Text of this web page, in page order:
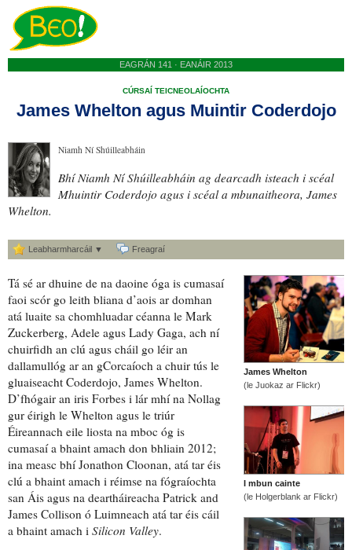
EAGRÁN 141 · EANÁIR 2013
CÚRSAÍ TEICNEOLAÍOCHTA
James Whelton agus Muintir Coderdojo
Niamh Ní Shúilleabháin
Bhí Niamh Ní Shúilleabháin ag dearcadh isteach i scéal
Mhuintir Coderdojo agus i scéala mbunaitheora, James
Whelton.
Leabharmharcáil ▼ Freagraí
James Whelton
(le Juokaz ar Flickr)
I mbun cainte
(le Holgerblank ar Flickr)
Tá sé ar dhuine de na daoine óga is cumasaí
faoi scór go leith bliana d’aois ar domhan
atá luaite sa chomhluadar céanna le Mark
Zuckerberg, Adele agus Lady Gaga, ach ní
chuirfidh an clú agus cháil go léir an
dallamullóg ar an gCorcaíoch a chuir tús le
gluaiseacht Coderdojo, James Whelton.
D’fhógair an iris Forbes i lár mhí na Nollag
gur éirigh le Whelton agus le triúr
Éireannach eile liosta na mboc óg is
cumasaí a bhaint amach don bhliain 2012;
ina measc bhí Jonathon Cloonan, atá tar éis
clú a bhaint amach i réimse na fógraíochta
san Áis agus na deartháireacha Patrick and
James Collison ó Luimneach atá tar éis cáil
a bhaint amach i Silicon Valley.